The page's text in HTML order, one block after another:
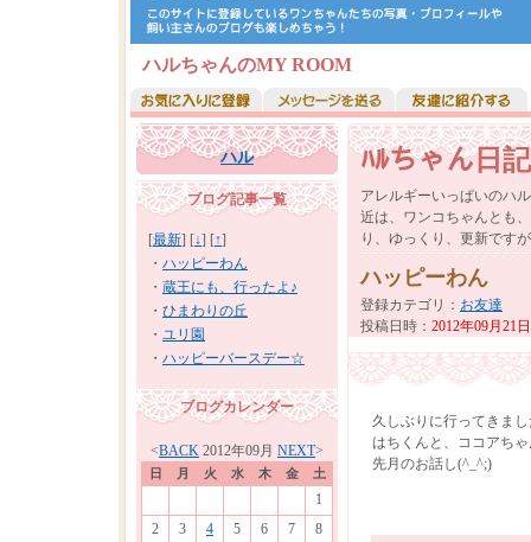
ハルちゃんのMY ROOM
ハル
ブログ記事一覧
[最新] [↓] [↑]
・ ハッピーわん
・ 蔵王にも、行ったよ♪
・ ひまわりの丘
・ ユリ園
・ ハッピーバースデー☆
ブログカレンダー
<BACK 2012年09月 NEXT>
日 月 火 水 木 金 土
1
2
3 4 5 6 7
8
ﾊﾙちゃん日記
アレルギーいっぱいのハ
近は、ワンコちゃんとも
り、ゆっくり、更新です
ハッピーわん
登録カテゴリ ： お友達
投稿日時 ： 2012年09月21
久しぶりに行ってきま
はちくんと、ココアち
先月のお話し(^_^;)